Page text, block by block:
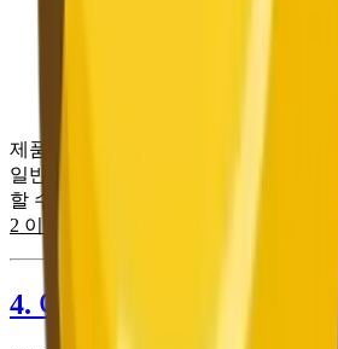
— 제품 출시 전
지를 생성하여 시장 반응을
제품 사진의 효과를 높여야 한다면,
일반적인 제품 스냅샷을 스튜디오 촬
할 수 있습니다. 더 많은 이미지 편집
2 이미지 편집 가이드
4. 애니메이션과 일러스트